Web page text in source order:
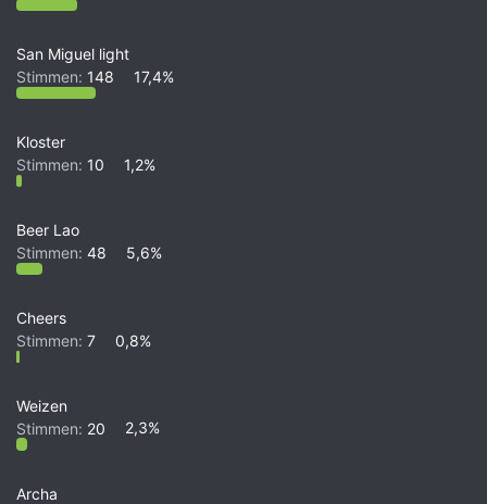
San Miguel light
Stimmen: 148 17,4%
Kloster
Stimmen: 10 1,2%
Beer Lao
Stimmen: 48 5,6%
Cheers
Stimmen: 7 0,8%
Weizen
Stimmen: 20 2,3%
Archa